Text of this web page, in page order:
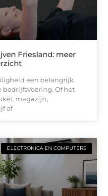
Friesland: meer
een belangrijk
bedrijfsvoering. Of het
magazijn,
of
ELECTRONICA EN COMPUTERS